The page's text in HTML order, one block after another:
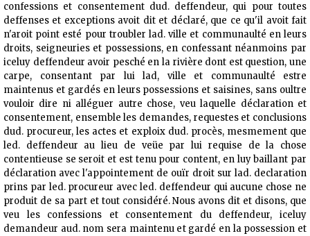
confessions et consentement dud. deffendeur, qui pour toutes
deffenses et exceptions avoit dit et déclaré, que ce qu'il avoit fait
n'aroit point esté pour troubler lad. ville et communaulté en leurs
droits, seigneuries et possessions, en confessant néanmoins par
iceluy deffendeur avoir pesché en la rivière dont est question, une
carpe, consentant par lui lad, ville et communaulté estre
maintenus et gardés en leurs possessions et saisines, sans oultre
vouloir dire ni alléguer autre chose, veu laquelle déclaration et
consentement, ensemble les demandes, requestes et conclusions
dud. procureur, les actes et exploix dud. procès, mesmement que
led. deffendeur au lieu de veüe par lui requise de la chose
contentieuse se seroit et est tenu pour content, en luy baillant par
déclaration avec l'appointement de ouïr droit sur lad. declaration
prins par led. procureur avec led. deffendeur qui aucune chose ne
produit de sa part et tout considéré. Nous avons dit et disons, que
veu les confessions et consentement du deffendeur, iceluy
demandeur aud. nom sera maintenu et gardé en la possession et